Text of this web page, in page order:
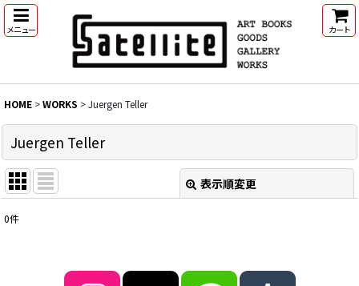
メニュー カート
HOME >WORKS >Juergen Teller
Juergen Teller
表示順変更
0件